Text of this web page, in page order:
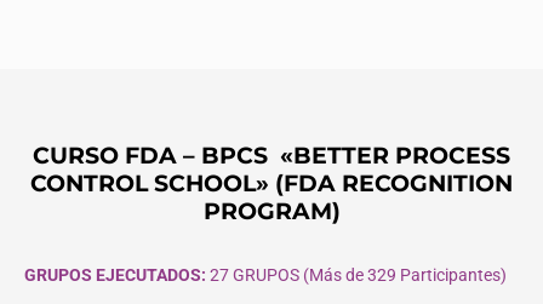
CURSO FDA – BPCS «BETTER PROCESS
CONTROL SCHOOL» (FDA RECOGNITION
PROGRAM)
GRUPOS EJECUTADOS: 27 GRUPOS (Más de 329 Participantes)